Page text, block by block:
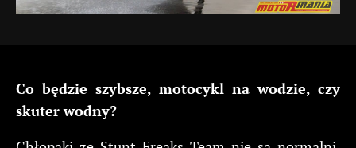
Co będzie szybsze, motocykl na wodzie, czy
skuter wodny?